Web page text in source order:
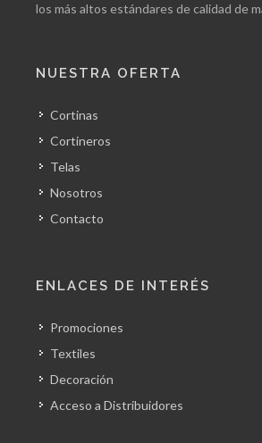
los más altos estándares de calidad de
NUESTRA OFERTA
Cortinas
Cortineros
Telas
Nosotros
Contacto
ENLACES DE INTERÉS
Promociones
Textiles
Decoración
Acceso a Distribuidores